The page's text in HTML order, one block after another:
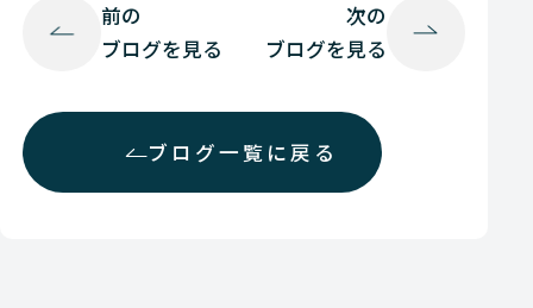
前の
ブログを見る
ブログ一覧に戻る
次の
ブログを見る